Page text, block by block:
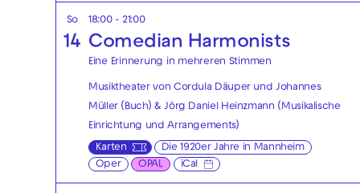
So
14
18:00 - 21:00
Comedian Harmonists
Eine Erinnerung in mehreren Stimmen
Musiktheater von Cordula Däuper und Johannes
Müller (Buch) & Jörg Daniel Heinzmann (Musikalische
Einrichtung und Arrangements)
Karten
Die 1920er Jahre in Mannheim
Oper
OPAL iCal